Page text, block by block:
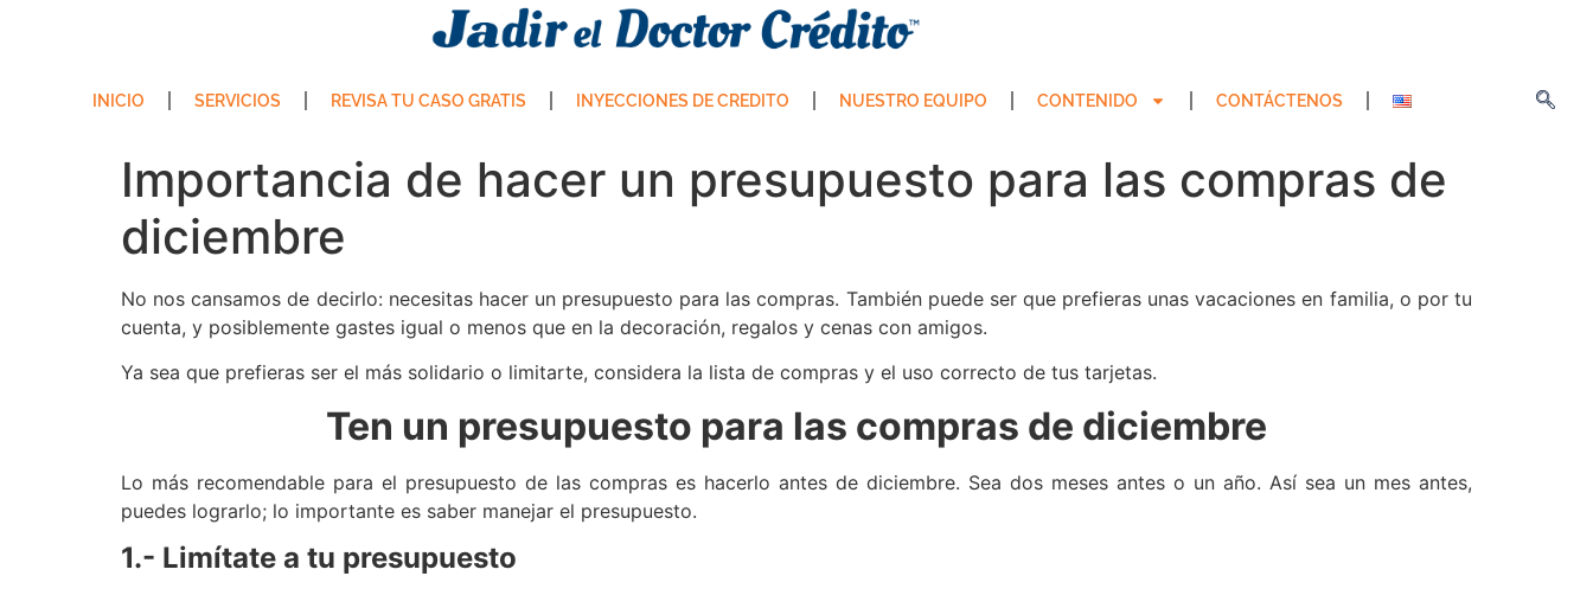
INICIO SERVICIOS REVISA TU CASO GRATIS INYECCIONES DE CREDITO NUESTRO EQUIPO CONTENIDO CONTÁCTENOS
Importancia de hacer un presupuesto para las compras de
diciembre
No nos cansamos de decirlo: necesitas hacer un presupuesto para las compras. También puede ser que prefieras unas vacaciones en familia, o por tu
cuenta, y posiblemente gastes igual o menos que en la decoración, regalos y cenas con amigos.
Ya sea que prefieras ser el más solidario o limitarte, considera la lista de compras y el uso correcto de tus tarjetas.
Ten un presupuesto para las compras de diciembre
Lo más recomendable para el presupuesto de las compras es hacerlo antes de diciembre. Sea dos meses antes o un año. Así sea un mes antes,
puedes lograrlo; lo importante es saber manejar el presupuesto.
1.- Limítate a tu presupuesto